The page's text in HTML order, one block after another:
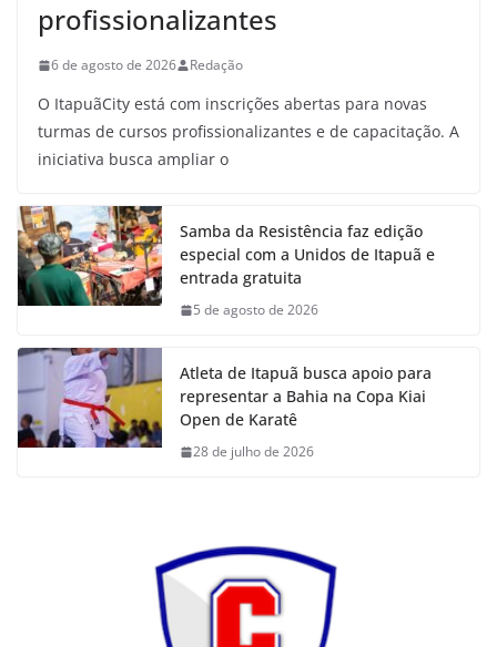
profissionalizantes
6 de agosto de 2026 Redação
O ItapuãCity está com inscrições abertas para novas
turmas de cursos profissionalizantes e de capacitação. A
iniciativa busca ampliar o
Samba da Resistência faz edição
especial com a Unidos de Itapuã e
entrada gratuita
5 de agosto de 2026
Atleta de Itapuã busca apoio para
representar a Bahia na Copa Kiai
Open de Karatê
28 de julho de 2026